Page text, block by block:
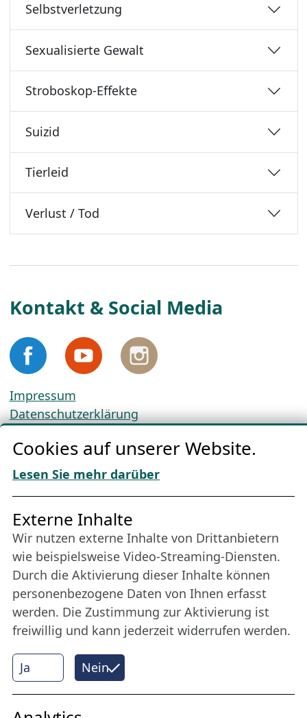
Selbstverletzung
Sexualisierte Gewalt
Stroboskop-Effekte
Suizid
Tierleid
Verlust / Tod
Kontakt & Social Media
Impressum
Datenschutzerklärung
AGBs
Download „Nordic Tango“
Freundes­kreis
Bleiben Sie uns das ganze Jahr über verbunden:
Werden Sie Freund der Nordischen Filmtage
Lübeck.
Mehr erfahren
Internet Partner
Cookies auf unserer Website.
Lesen Sie mehr darüber
Ja Nein
Externe Inhalte
Wir nutzen externe Inhalte von Drittanbietern
wie beispielsweise Video-Streaming-Diensten.
Durch die Aktivierung dieser Inhalte können
personenbezogene Daten von Ihnen erfasst
werden. Die Zustimmung zur Aktivierung ist
freiwillig und kann jederzeit widerrufen werden.